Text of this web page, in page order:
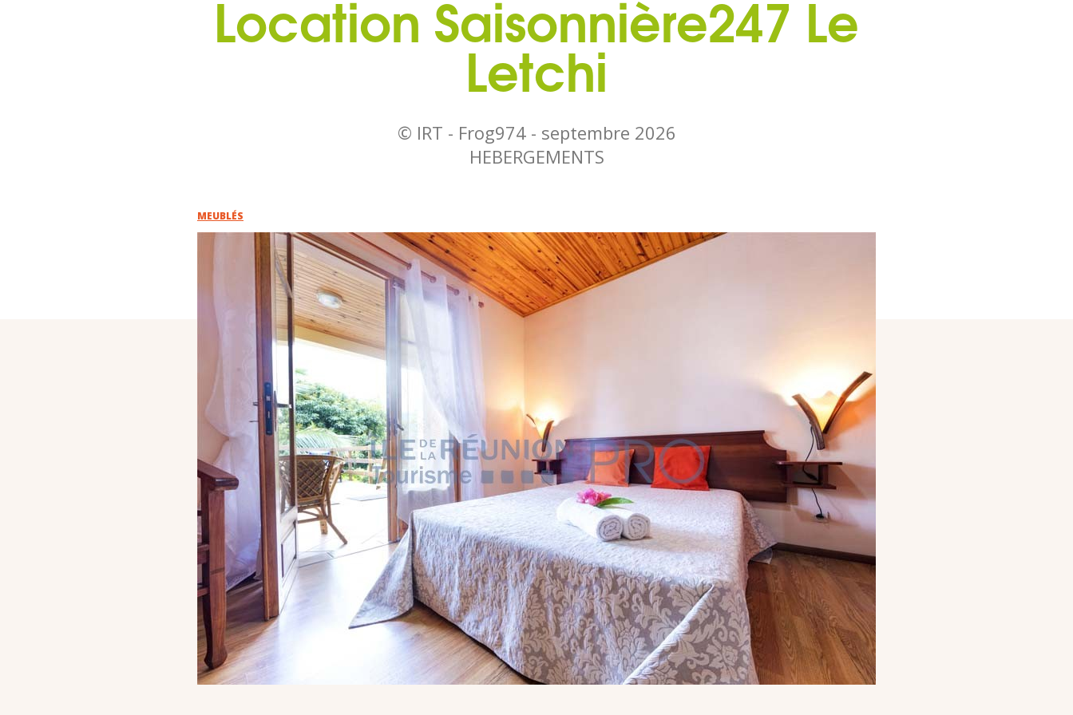
Location Saisonnière247 Le
Letchi
© IRT - Frog974 - septembre 2026
HEBERGEMENTS
MEUBLÉS